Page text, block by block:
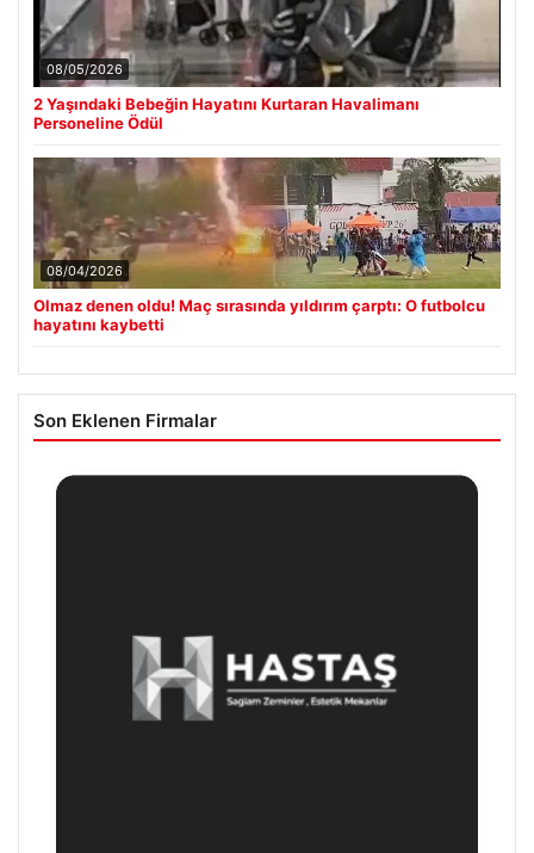
08/05/2026
2 Yaşındaki Bebeğin Hayatını Kurtaran Havalimanı
Personeline Ödül
08/04/2026
Olmaz denen oldu! Maç sırasında yıldırım çarptı: O futbolcu
hayatını kaybetti
Son Eklenen Firmalar